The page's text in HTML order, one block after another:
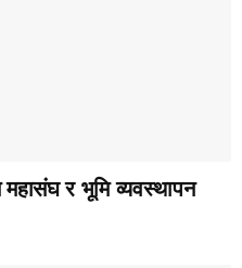
र भूमि व्यवस्थापन